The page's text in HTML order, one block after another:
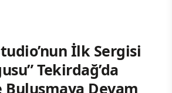
İlk Sergisi
Tekirdağ’da
Devam